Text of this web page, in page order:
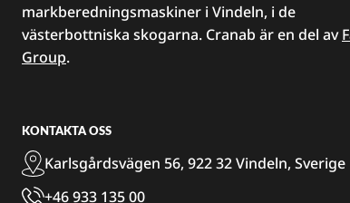
markberedningsmaskiner i Vindeln, i de
västerbottniska skogarna. Cranab är en del av
Group.
KONTAKTA OSS
Karlsgårdsvägen 56, 922 32 Vindeln, Sverige
+46 933 135 00